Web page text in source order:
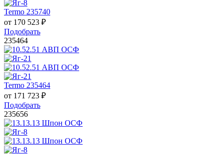
Termo 235740
от 170 523 ₽
Подобрать
235464
Termo 235464
от 171 723 ₽
Подобрать
235656